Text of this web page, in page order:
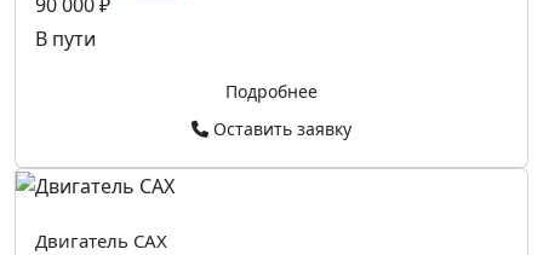
90 000 ₽
В пути
Подробнее
Оставить заявку
Двигатель CAX